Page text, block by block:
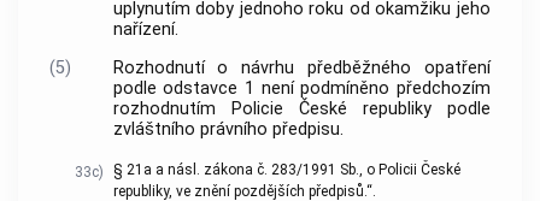
uplynutím doby jednoho roku od okamžiku jeho
nařízení.
(5)
Rozhodnutí o návrhu předběžného opatření
podle odstavce 1 není podmíněno předchozím
rozhodnutím Policie České republiky podle
zvláštního právního předpisu.
33c)
§ 21a a násl. zákona č. 283/1991 Sb., o Policii České
republiky, ve znění pozdějších předpisů.“.